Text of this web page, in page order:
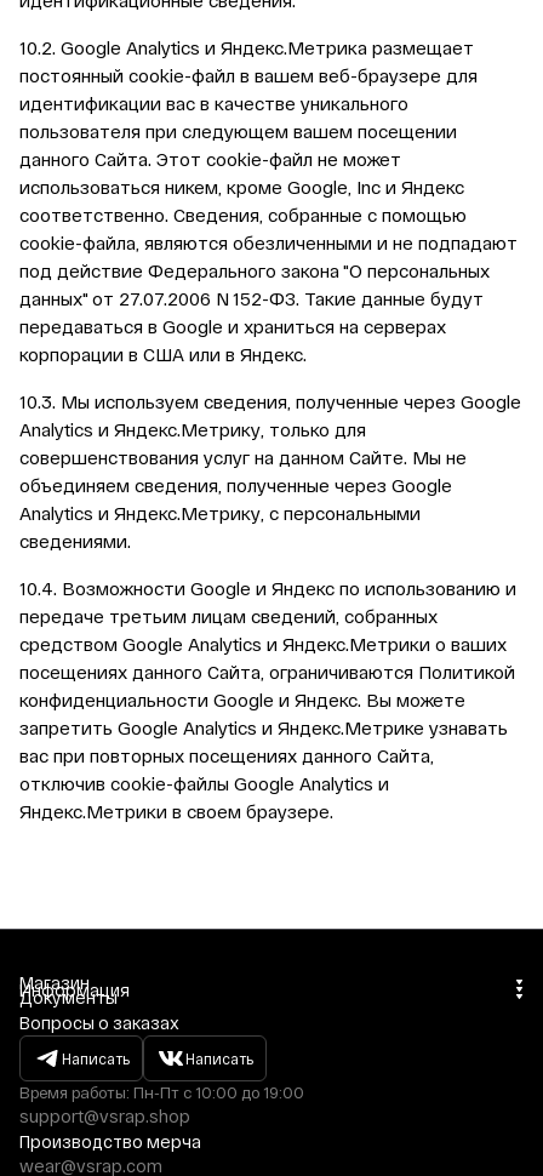
10.2. Google Analytics и Яндекс.Метрика размещает
постоянный cookie-файл в вашем веб-браузере для
идентификации вас в качестве уникального
пользователя при следующем вашем посещении
данного Сайта. Этот cookie-файл не может
использоваться никем, кроме Google, Inc и Яндекс
соответственно. Сведения, собранные с помощью
cookie-файла, являются обезличенными и не подпадают
под действие Федерального закона "О персональных
данных" от 27.07.2006 N 152-ФЗ. Такие данные будут
передаваться в Google и храниться на серверах
корпорации в США или в Яндекс.
10.3. Мы используем сведения, полученные через Google
Analytics и Яндекс.Метрику, только для
совершенствования услуг на данном Сайте. Мы не
объединяем сведения, полученные через Google
Analytics и Яндекс.Метрику, с персональными
сведениями.
10.4. Возможности Google и Яндекс по использованию и
передаче третьим лицам сведений, собранных
средством Google Analytics и Яндекс.Метрики о ваших
посещениях данного Сайта, ограничиваются Политикой
конфиденциальности Google и Яндекс. Вы можете
запретить Google Analytics и Яндекс.Метрике узнавать
вас при повторных посещениях данного Сайта,
отключив cookie-файлы Google Analytics и
Яндекс.Метрики в своем браузере.
Вопросы о заказах
Написать Написать
Время работы: Пн-Пт с 10:00 до 19:00
support@vsrap.shop
Производство мерча
wear@vsrap.com
Магазин
Информация
Документы